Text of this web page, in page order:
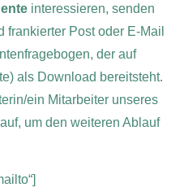
interessieren, senden
frankierter Post oder E-Mail
der auf
als Download bereitsteht.
ein Mitarbeiter unseres
um den weiteren Ablauf